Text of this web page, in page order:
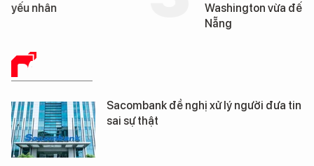
yếu nhân
Washington vừa đến
Nẵng
BÁO CHÍ SỐ
Sacombank đề nghị xử lý người đưa tin
sai sự thật